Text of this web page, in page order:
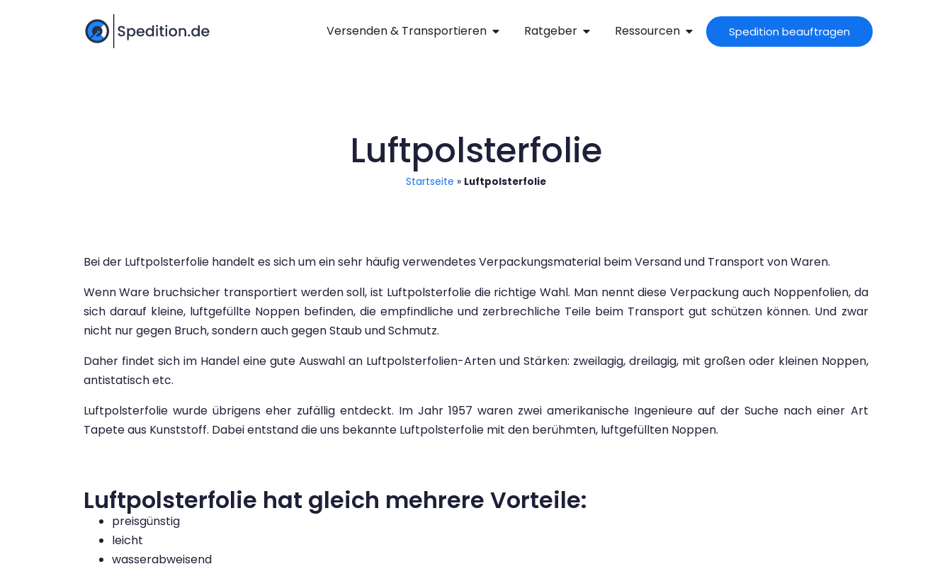
Spedition beauftragen
Versenden & Transportieren Ratgeber Ressourcen
Luftpolsterfolie
Startseite » Luftpolsterfolie
Bei der Luftpolsterfolie handelt es sich um ein sehr häufig verwendetes Verpackungsmaterial beim Versand und Transport von Waren.
Wenn Ware bruchsicher transportiert werden soll, ist Luftpolsterfolie die richtige Wahl. Man nennt diese Verpackung auch Noppenfolien, da
sich darauf kleine, luftgefüllte Noppen befinden, die empfindliche und zerbrechliche Teile beim Transport gut schützen können. Und zwar
nicht nur gegen Bruch, sondern auch gegen Staub und Schmutz.
Daher findet sich im Handel eine gute Auswahl an Luftpolsterfolien-Arten und Stärken: zweilagig, dreilagig, mit großen oder kleinen Noppen,
antistatisch etc.
Luftpolsterfolie wurde übrigens eher zufällig entdeckt. Im Jahr 1957 waren zwei amerikanische Ingenieure auf der Suche nach einer Art
Tapete aus Kunststoff. Dabei entstand die uns bekannte Luftpolsterfolie mit den berühmten, luftgefüllten Noppen.
Luftpolsterfolie hat gleich mehrere Vorteile:
preisgünstig
leicht
wasserabweisend